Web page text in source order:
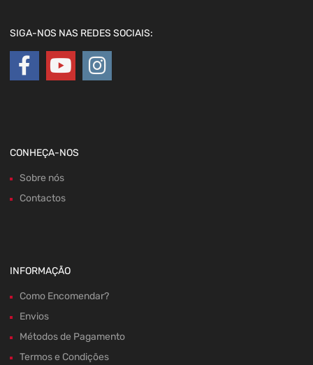
SIGA-NOS NAS REDES SOCIAIS:
CONHEÇA-NOS
Sobre nós
Contactos
INFORMAÇÃO
Como Encomendar?
Envios
Métodos de Pagamento
Termos e Condições